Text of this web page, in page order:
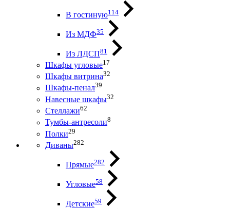
В гостиную114
Из МДФ35
Из ЛДСП81
Шкафы угловые17
Шкафы витрина32
Шкафы-пенал39
Навесные шкафы32
Стеллажи62
Тумбы-антресоли8
Полки29
Диваны282
Прямые282
Угловые58
Детские59